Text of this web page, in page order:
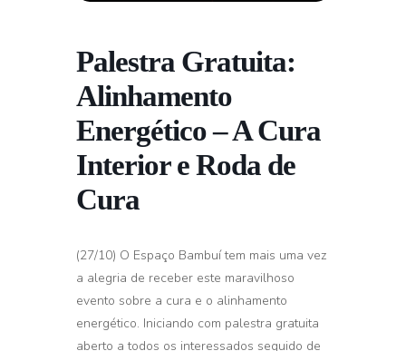
Palestra Gratuita:
Alinhamento
Energético – A Cura
Interior e Roda de
Cura
(27/10) O Espaço Bambuí tem mais uma vez
a alegria de receber este maravilhoso
evento sobre a cura e o alinhamento
energético. Iniciando com palestra gratuita
aberto a todos os interessados seguido de